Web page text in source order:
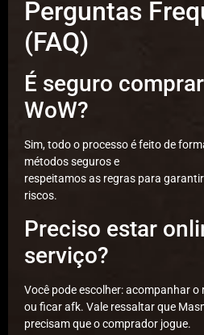
Perguntas
(FAQ)
É seguro
WoW?
Sim, todo o processo é feito de
métodos seguros e
respeitamos as regras para
riscos.
Preciso estar
serviço?
Você pode escolher: acompanhar
ou ficar afk. Vale ressaltar que
precisam que o comprador jogue.